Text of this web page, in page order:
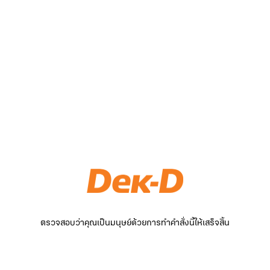
ตรวจสอบว่าคุณเป็นมนุษย์ด้วยการทำคำสั่งนี้ให้เสร็จสิ้น